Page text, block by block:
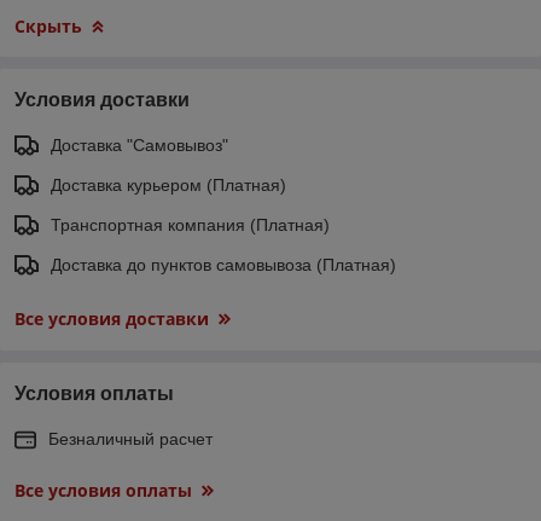
Скрыть
Условия доставки
Доставка "Самовывоз"
Доставка курьером (Платная)
Транспортная компания (Платная)
Доставка до пунктов самовывоза (Платная)
Все условия доставки
Условия оплаты
Безналичный расчет
Все условия оплаты